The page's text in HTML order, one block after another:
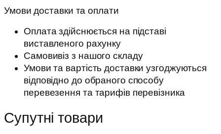
Умови доставки та оплати
Оплата здійснюється на підставі
виставленого рахунку
Самовивіз з нашого складу
Умови та вартість доставки узгоджуються
відповідно до обраного способу
перевезення та тарифів перевізника
Супутні товари